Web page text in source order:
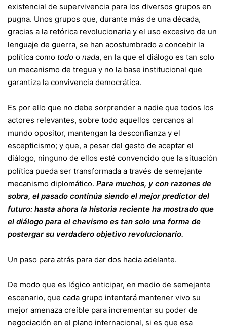
existencial de supervivencia para los diversos grupos en
pugna. Unos grupos que, durante más de una década,
gracias a la retórica revolucionaria y el uso excesivo de un
lenguaje de guerra, se han acostumbrado a concebir la
política como todo o nada, en la que el diálogo es tan solo
un mecanismo de tregua y no la base institucional que
garantiza la convivencia democrática.
Es por ello que no debe sorprender a nadie que todos los
actores relevantes, sobre todo aquellos cercanos al
mundo opositor, mantengan la desconfianza y el
escepticismo; y que, a pesar del gesto de aceptar el
diálogo, ninguno de ellos esté convencido que la situación
política pueda ser transformada a través de semejante
mecanismo diplomático. Para muchos, y con razones de
sobra, el pasado continúa siendo el mejor predictor del
futuro: hasta ahora la historia reciente ha mostrado que
el diálogo para el chavismo es tan solo una forma de
postergar su verdadero objetivo revolucionario.
Un paso para atrás para dar dos hacia adelante.
De modo que es lógico anticipar, en medio de semejante
escenario, que cada grupo intentará mantener vivo su
mejor amenaza creíble para incrementar su poder de
negociación en el plano internacional, si es que esa